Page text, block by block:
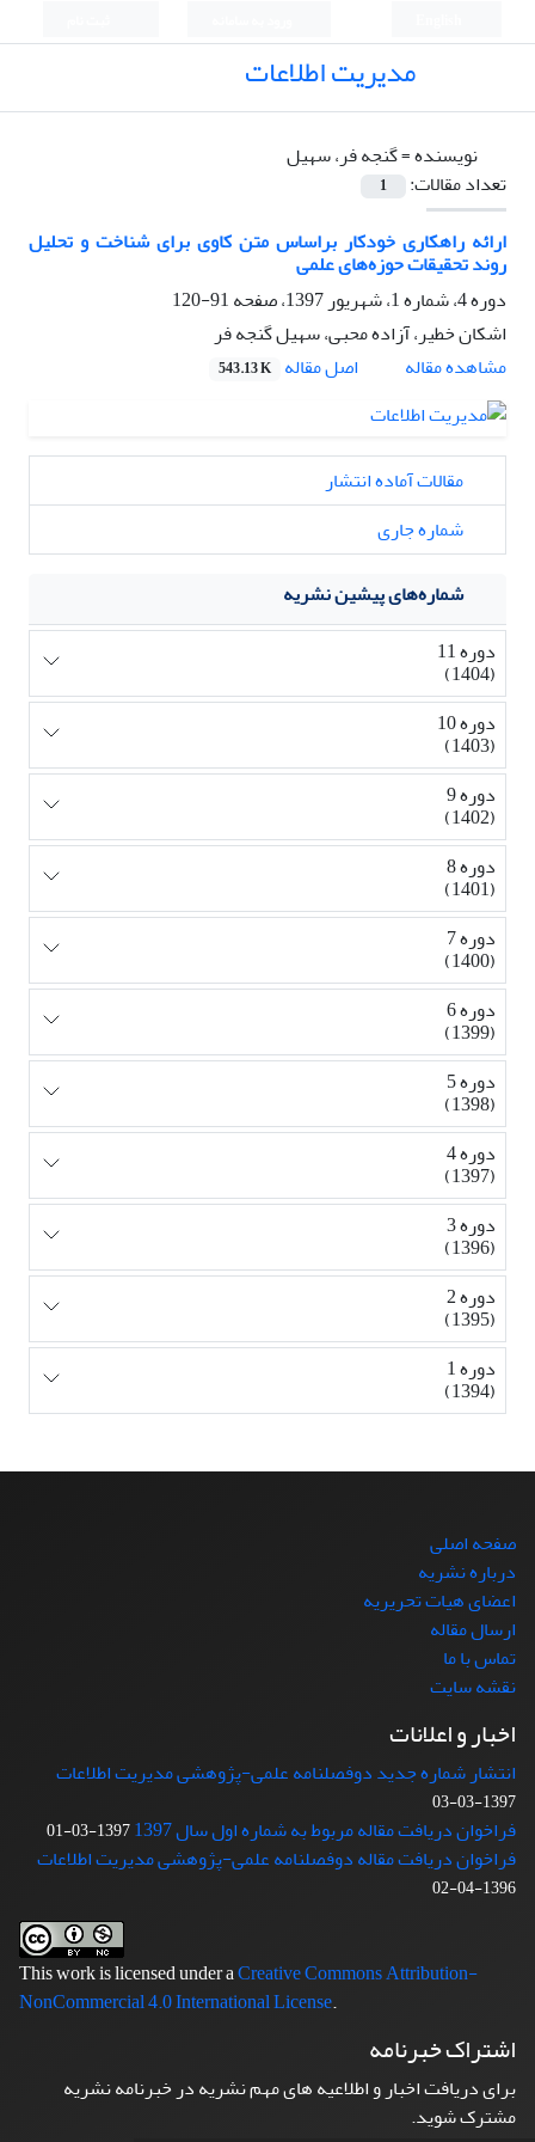
مدیریت اطلاعات
نویسنده =گنجه فر، سهیل
تعداد مقالات:
1
ارائه راهکاری خودکار براساس متن کاوی برای شناخت و تحلیل‌
روند تحقیقات حوزه‌های علمی
دوره 4، شماره 1، شهریور 1397، صفحه
91-120
اشکان خطیر، آزاده محبی، سهیل گنجه فر
مشاهده مقاله
اصل مقاله 543.13 K
مقالات آماده انتشار
شماره جاری
شماره‌های پیشین نشریه
دوره 11
(1404)
دوره 10
(1403)
دوره 9
(1402)
دوره 8
(1401)
دوره 7
(1400)
دوره 6
(1399)
دوره 5
(1398)
دوره 4
(1397)
دوره 3
(1396)
دوره 2
(1395)
دوره 1
(1394)
صفحه اصلی
درباره نشریه
اعضای هیات تحریریه
ارسال مقاله
تماس با ما
نقشه سایت
اخبار و اعلانات
انتشار شماره جدید دوفصلنامه علمی-پژوهشی مدیریت اطلاعات
1397-03-03
فراخوان دریافت مقاله مربوط به شماره اول سال 1397 1397-03-01
فراخوان دریافت مقاله دوفصلنامه علمی-پژوهشی مدیریت اطلاعات
1396-04-02
This work is licensed under aCreative Commons Attribution-
NonCommercial 4.0 International License.
اشتراک خبرنامه
برای دریافت اخبار و اطلاعیه های مهم نشریه در خبرنامه نشریه
مشترک شوید.